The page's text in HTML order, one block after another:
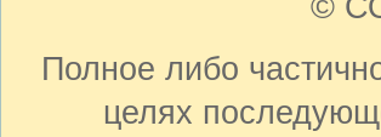
©
Полное либо
целях